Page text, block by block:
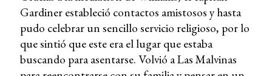
Gardiner estableció contactos amistosos y hasta
pudo celebrar un sencillo servicio religioso, por lo
que sintió que este era el lugar que estaba
buscando para asentarse. Volvió a Las Malvinas